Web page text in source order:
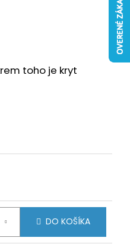
toho je kryt
DO KOŠÍKA